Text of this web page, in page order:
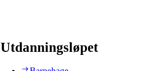
Utdanningsløpet